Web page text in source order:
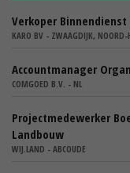
Verkoper
KARO BV - ZWAAGDIJK, NOORD-
Accountmanager
COMGOED B.V. - NL
Projectmedewerker
Landbouw
WIJ.LAND - ABCOUDE